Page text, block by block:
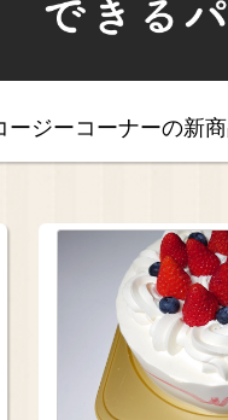
ージーコーナーの新